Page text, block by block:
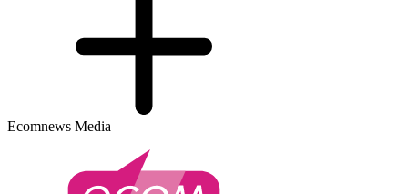
Ecomnews Media